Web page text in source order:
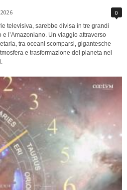
0
televisiva, sarebbe divisa in tre grandi
l’Amazoniano. Un viaggio attraverso
tra oceani scomparsi, gigantesche
e trasformazione del pianeta nel